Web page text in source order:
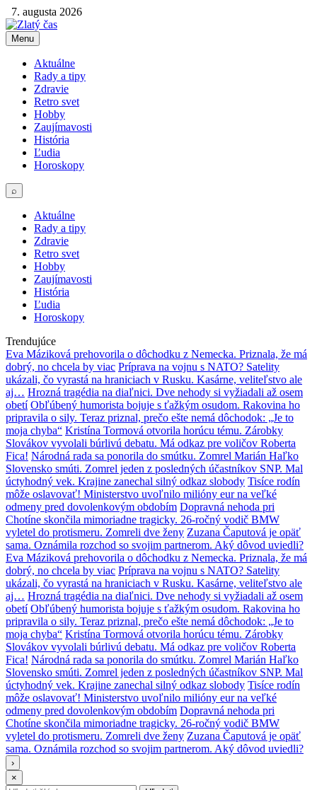
7. augusta 2026
Menu
Aktuálne
Rady a tipy
Zdravie
Retro svet
Hobby
Zaujímavosti
História
Ľudia
Horoskopy
⌕
Aktuálne
Rady a tipy
Zdravie
Retro svet
Hobby
Zaujímavosti
História
Ľudia
Horoskopy
Trendujúce
Eva Máziková prehovorila o dôchodku z Nemecka. Priznala, že má
dobrý, no chcela by viac Príprava na vojnu s NATO? Satelity
ukázali, čo vyrastá na hraniciach v Rusku. Kasárne, veliteľstvo ale
aj… Hrozná tragédia na diaľnici. Dve nehody si vyžiadali až osem
obetí Obľúbený humorista bojuje s ťažkým osudom. Rakovina ho
pripravila o sily. Teraz priznal, prečo ešte nemá dôchodok: „Je to
moja chyba“ Kristína Tormová otvorila horúcu tému. Zárobky
Slovákov vyvolali búrlivú debatu. Má odkaz pre voličov Roberta
Fica! Národná rada sa ponorila do smútku. Zomrel Marián Haľko
Slovensko smúti. Zomrel jeden z posledných účastníkov SNP. Mal
úctyhodný vek. Krajine zanechal silný odkaz slobody Tisíce rodín
môže oslavovať! Ministerstvo uvoľnilo milióny eur na veľké
odmeny pred dovolenkovým obdobím Dopravná nehoda pri
Chotíne skončila mimoriadne tragicky. 26-ročný vodič BMW
vyletel do protismeru. Zomreli dve ženy Zuzana Čaputová je opäť
sama. Oznámila rozchod so svojim partnerom. Aký dôvod uviedli?
Eva Máziková prehovorila o dôchodku z Nemecka. Priznala, že má
dobrý, no chcela by viac Príprava na vojnu s NATO? Satelity
ukázali, čo vyrastá na hraniciach v Rusku. Kasárne, veliteľstvo ale
aj… Hrozná tragédia na diaľnici. Dve nehody si vyžiadali až osem
obetí Obľúbený humorista bojuje s ťažkým osudom. Rakovina ho
pripravila o sily. Teraz priznal, prečo ešte nemá dôchodok: „Je to
moja chyba“ Kristína Tormová otvorila horúcu tému. Zárobky
Slovákov vyvolali búrlivú debatu. Má odkaz pre voličov Roberta
Fica! Národná rada sa ponorila do smútku. Zomrel Marián Haľko
Slovensko smúti. Zomrel jeden z posledných účastníkov SNP. Mal
úctyhodný vek. Krajine zanechal silný odkaz slobody Tisíce rodín
môže oslavovať! Ministerstvo uvoľnilo milióny eur na veľké
odmeny pred dovolenkovým obdobím Dopravná nehoda pri
Chotíne skončila mimoriadne tragicky. 26-ročný vodič BMW
vyletel do protismeru. Zomreli dve ženy Zuzana Čaputová je opäť
sama. Oznámila rozchod so svojim partnerom. Aký dôvod uviedli?
›
×